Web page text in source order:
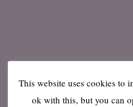
This website uses cookies to
ok with this, but you can